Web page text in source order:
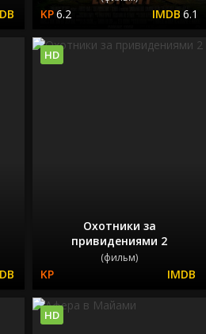
6.2 6.1
Охотники за
привидениями 2
(фильм)
HD
HD